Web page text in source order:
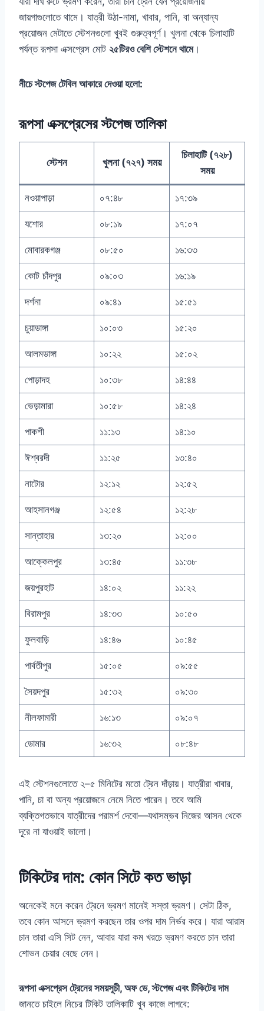
জায়গাগুলোতে থামে। যাত্রী উঠা-নামা, খাবার, পানি, বা অন্যান্য
প্রয়োজন মেটাতে স্টেশনগুলো খুবই গুরুত্বপূর্ণ। খুলনা থেকে চিলাহাটি
পর্যন্ত রূপসা এক্সপ্রেস মোট ২৫টিরও বেশি স্টেশনে থামে।
নীচে স্টপেজ টেবিল আকারে দেওয়া হলো:
রূপসা এক্সপ্রেসের স্টপেজ তালিকা
স্টেশন খুলনা (৭২৭) সময়
চিলাহাটি (৭২৮)
সময়
নওয়াপাড়া ০৭:৪৮ ১৭:৩৯
যশোর ০৮:১৯ ১৭:০৭
মোবারকগঞ্জ ০৮:৫০ ১৬:৩৩
কোট চাঁদপুর ০৯:০৩ ১৬:১৯
দর্শনা ০৯:৪১ ১৫:৫১
চুয়াডাঙ্গা ১০:০৩ ১৫:২০
আলমডাঙ্গা ১০:২২ ১৫:০২
পোড়াদহ ১০:৩৮ ১৪:৪৪
ভেড়ামারা ১০:৫৮ ১৪:২৪
পাকশী ১১:১৩ ১৪:১০
ঈশ্বরদী ১১:২৫ ১৩:৪০
নাটোর ১২:১২ ১২:৫২
আহসানগঞ্জ ১২:৫৪ ১২:২৮
সান্তাহার ১৩:২০ ১২:০০
আক্কেলপুর ১৩:৪৫ ১১:৩৮
জয়পুরহাট ১৪:০২ ১১:২২
বিরামপুর ১৪:৩৩ ১০:৫০
ফুলবাড়ি ১৪:৪৬ ১০:৪৫
পার্বতীপুর ১৫:০৫ ০৯:৫৫
সৈয়দপুর ১৫:৩২ ০৯:৩০
নীলফামারী ১৬:১৩ ০৯:০৭
ডোমার ১৬:৩২ ০৮:৪৮
এই স্টেশনগুলোতে ২–৫ মিনিটের মতো ট্রেন দাঁড়ায়। যাত্রীরা খাবার,
পানি, চা বা অন্য প্রয়োজনে নেমে নিতে পারেন। তবে আমি
ব্যক্তিগতভাবে যাত্রীদের পরামর্শ দেবো—যথাসম্ভব নিজের আসন থেকে
দূরে না যাওয়াই ভালো।
টিকিটের দাম: কোন সিটে কত ভাড়া
অনেকেই মনে করেন ট্রেনে ভ্রমণ মানেই সস্তা ভ্রমণ। সেটা ঠিক,
তবে কোন আসনে ভ্রমণ করছেন তার ওপর দাম নির্ভর করে। যারা আরাম
চান তারা এসি সিট নেন, আবার যারা কম খরচে ভ্রমণ করতে চান তারা
শোভন চেয়ার বেছে নেন।
রূপসা এক্সপ্রেস ট্রেনের সময়সূচী, অফ ডে, স্টপেজ এবং টিকিটের দাম
জানতে চাইলে নিচের টিকিট তালিকাটি খুব কাজে লাগবে: